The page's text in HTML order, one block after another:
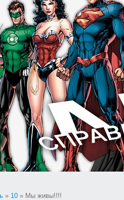
» 10 » Мы живы!!!!